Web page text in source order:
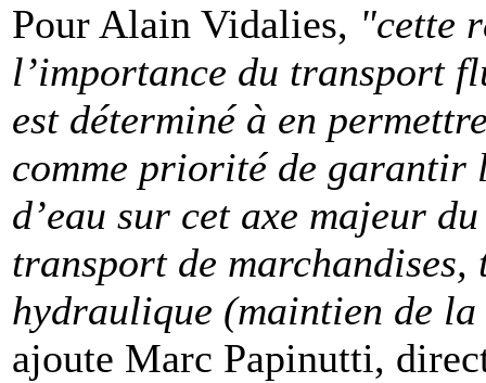
Pour Alain Vidalies, "cette
l’importance du transport
est déterminé à en
comme priorité de garantir
d’eau sur cet axe majeur
transport de
hydraulique (maintien de
ajoute Marc Papinutti,